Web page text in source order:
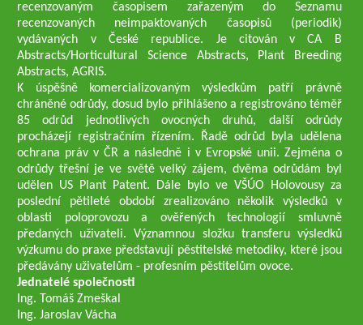
recenzovaným časopisem zařazeným do Seznamu
recenzovaných neimpaktovaných časopisů (periodik)
vydávaných v České republice. Je citován v CA B
Abstracts/Horticultural Science Abstracts, Plant Breeding
Abstracts, AGRIS.
K úspěšně komercializovaným výsledkům patří právně
chráněné odrůdy, dosud bylo přihlášeno a registrováno téměř
85 odrůd jednotlivých ovocných druhů, další odrůdy
procházejí registračním řízením. Řadě odrůd byla udělena
ochrana práv v ČR a následně i v Evropské unii. Zejména o
odrůdy třešní je ve světě velký zájem, dvěma odrůdám byl
udělen US Plant Patent. Dále bylo ve VŠÚO Holovousy za
poslední pětileté období zrealizováno několik výsledků v
oblasti poloprovozu a ověřených technologií smluvně
předaných uživateli. Významnou složku transferu výsledků
výzkumu do praxe představují pěstitelské metodiky, které jsou
předávány uživatelům - profesním pěstitelům ovoce.
Jednatelé společnosti
Ing. Tomáš Zmeškal
Ing. Jaroslav Vácha